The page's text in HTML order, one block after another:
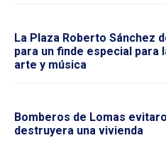
La Plaza Roberto Sánchez
para un finde especial para
arte y música
Bomberos de Lomas
destruyera una vivienda